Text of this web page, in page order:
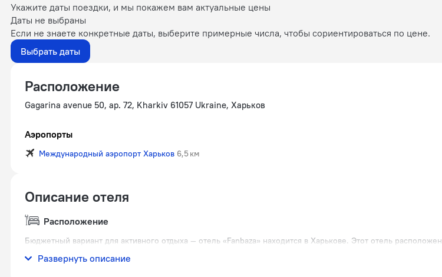
Укажите даты поездки, и мы покажем вам актуальные цены
Даты не выбраны
Если не знаете конкретные даты, выберите примерные числа, чтобы сориентироваться по цене.
Выбрать даты
Расположение
Gagarina avenue 50, ap. 72, Kharkiv 61057 Ukraine, Харьков
Аэропорты
Международный аэропорт Харьков 6,5 км
Описание отеля
Расположение
Бюджетный вариант для активного отдыха — отель «Fanbaza» находится в Харькове. Этот отель расположен
Развернуть описание